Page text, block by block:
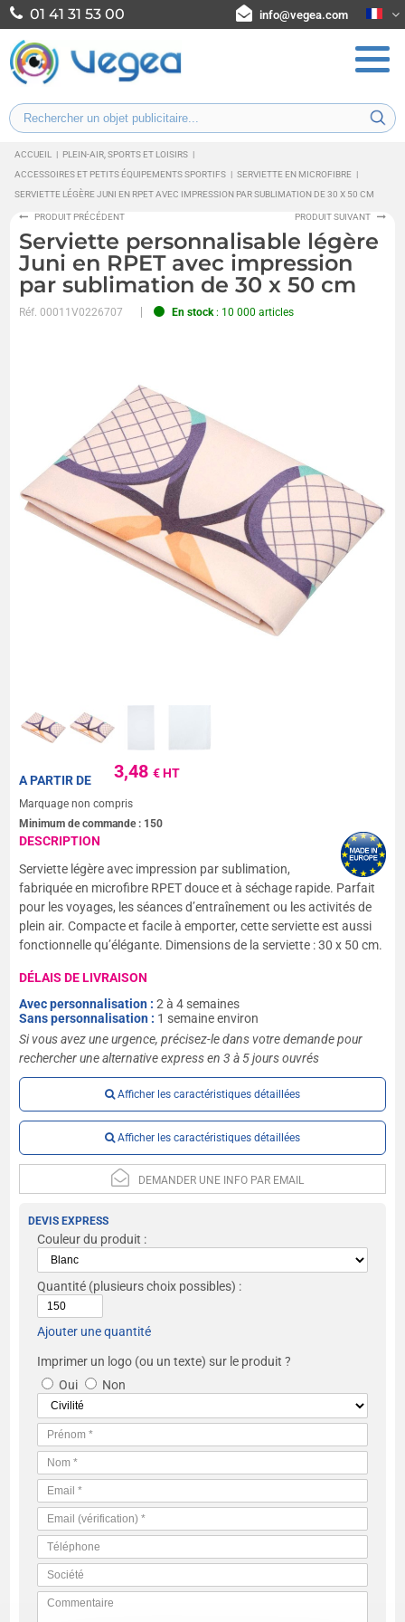
01 41 31 53 00 info@vegea.com
ACCUEIL | PLEIN-AIR, SPORTS ET LOISIRS |
ACCESSOIRES ET PETITS ÉQUIPEMENTS SPORTIFS | SERVIETTE EN MICROFIBRE |
SERVIETTE LÉGÈRE JUNI EN RPET AVEC IMPRESSION PAR SUBLIMATION DE 30 X 50 CM
PRODUIT PRÉCÉDENT PRODUIT SUIVANT
Serviette personnalisable légère
Juni en RPET avec impression
par sublimation de 30 x 50 cm
Réf.00011V0226707 En stock: 10 000 articles
3,48€ HT
A PARTIR DE
Marquage non compris
Minimum de commande : 150
DESCRIPTION
Serviette légère avec impression par sublimation,
fabriquée en microfibre RPET douce et à séchage rapide. Parfait
pour les voyages, les séances d’entraînement ou les activités de
plein air. Compacte et facile à emporter, cette serviette est aussi
fonctionnelle qu’élégante. Dimensions de la serviette : 30 x 50 cm.
DÉLAIS DE LIVRAISON
Avec personnalisation :2 à 4 semaines
Sans personnalisation : 1 semaine environ
Si vous avez une urgence, précisez-le dans votre demande pour
rechercher une alternative express en 3 à 5 jours ouvrés
Afficher les caractéristiques détaillées
Afficher les caractéristiques détaillées
DEMANDER UNE INFO PAR EMAIL
DEVIS EXPRESS
Couleur du produit :
Quantité (plusieurs choix possibles) :
Ajouter une quantité
Imprimer un logo (ou un texte) sur le produit ?
Oui
Non